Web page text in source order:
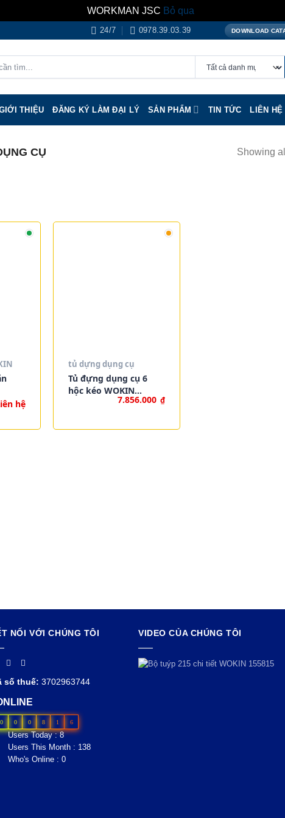
WORKMAN JSC Bỏ qua
24/7 0978.39.03.39 DOWNLOAD
THIỆU ĐĂNG KÝ LÀM ĐẠI LÝ SẢN PHẨM TIN TỨC LIÊN HỆ
CỤ Showing
hệ
tủ dựng dụng cụ
Tủ đựng dụng cụ 6
hộc kéo WOKIN
7.856.000 ₫
NỐI VỚI CHÚNG TÔI
số thuế: 3702963744
0 0 0 8 1 6
Users Today : 8
Users This Month : 138
Who's Online : 0
VIDEO CỦA CHÚNG TÔI